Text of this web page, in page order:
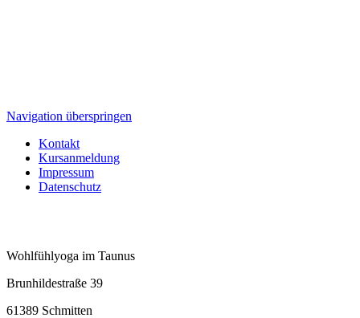
Navigation überspringen
Kontakt
Kursanmeldung
Impressum
Datenschutz
Wohlfühlyoga im Taunus
Brunhildestraße 39
61389 Schmitten